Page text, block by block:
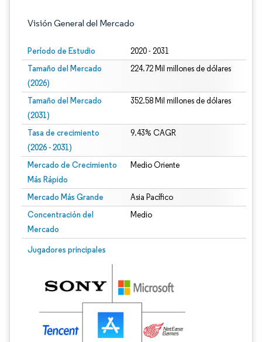
Visión General del Mercado
Período de Estudio 2020 - 2031
Tamaño del Mercado
(2026)
224.72 Mil millones de dólares
Tamaño del Mercado
(2031)
352.58 Mil millones de dólares
Tasa de crecimiento
(2026 - 2031)
9.43% CAGR
Mercado de Crecimiento
Más Rápido
Medio Oriente
Mercado Más Grande Asia Pacífico
Concentración del
Mercado
Medio
Jugadores principales
Imagen © Mordor Intelligence. El uso requiere atribución según CC BY 4.0.